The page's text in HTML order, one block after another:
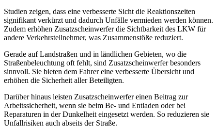
Studien zeigen, dass eine verbesserte Sicht die Reaktionszeiten
signifikant verkürzt und dadurch Unfälle vermieden werden können.
Zudem erhöhen Zusatzscheinwerfer die Sichtbarkeit des LKW für
andere Verkehrsteilnehmer, was Zusammenstöße reduziert.
Gerade auf Landstraßen und in ländlichen Gebieten, wo die
Straßenbeleuchtung oft fehlt, sind Zusatzscheinwerfer besonders
sinnvoll. Sie bieten dem Fahrer eine verbesserte Übersicht und
erhöhen die Sicherheit aller Beteiligten.
Darüber hinaus leisten Zusatzscheinwerfer einen Beitrag zur
Arbeitssicherheit, wenn sie beim Be- und Entladen oder bei
Reparaturen in der Dunkelheit eingesetzt werden. So reduzieren sie
Unfallrisiken auch abseits der Straße.